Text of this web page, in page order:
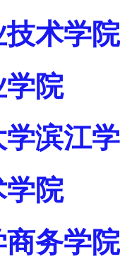
术学院
学院
滨江
学院
务学院